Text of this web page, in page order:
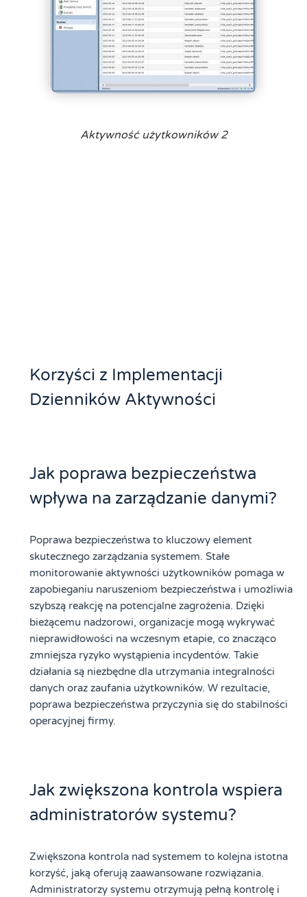
Aktywność użytkowników 2
Korzyści z Implementacji
Dzienników Aktywności
Jak poprawa bezpieczeństwa
wpływa na zarządzanie danymi?
Poprawa bezpieczeństwa to kluczowy element
skutecznego zarządzania systemem. Stałe
monitorowanie aktywności użytkowników pomaga w
zapobieganiu naruszeniom bezpieczeństwa i umożliwia
szybszą reakcję na potencjalne zagrożenia. Dzięki
bieżącemu nadzorowi, organizacje mogą wykrywać
nieprawidłowości na wczesnym etapie, co znacząco
zmniejsza ryzyko wystąpienia incydentów. Takie
działania są niezbędne dla utrzymania integralności
danych oraz zaufania użytkowników. W rezultacie,
poprawa bezpieczeństwa przyczynia się do stabilności
operacyjnej firmy.
Jak zwiększona kontrola wspiera
administratorów systemu?
Zwiększona kontrola nad systemem to kolejna istotna
korzyść, jaką oferują zaawansowane rozwiązania.
Administratorzy systemu otrzymują pełną kontrolę i